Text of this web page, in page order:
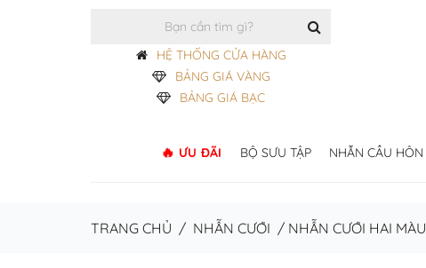
HỆ THỐNG CỬA HÀNG
BẢNG GIÁ VÀNG
BẢNG GIÁ BẠC
ƯU ĐÃI BỘ SƯU TẬP NHẪN CẦU HÔN
TRANG CHỦ / NHẪN CƯỚI / NHẪN CƯỚI HAI MÀU